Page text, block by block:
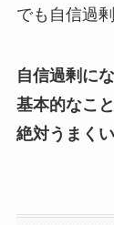
でも自信過
自信過剰に
基本的なこ
絶対うまく